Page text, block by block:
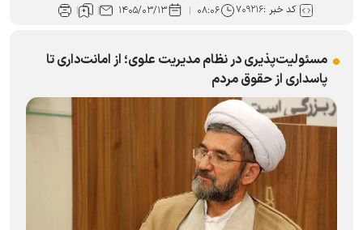
کد خبر :۷۰۹۲۱۶ ۰۸:۰۶ ۱۴۰۵/۰۳/۱۳
مسئولیت‌پذیری در نظام مدیریت علوی؛ از امانت‌داری تا
پاسداری از حقوق مردم